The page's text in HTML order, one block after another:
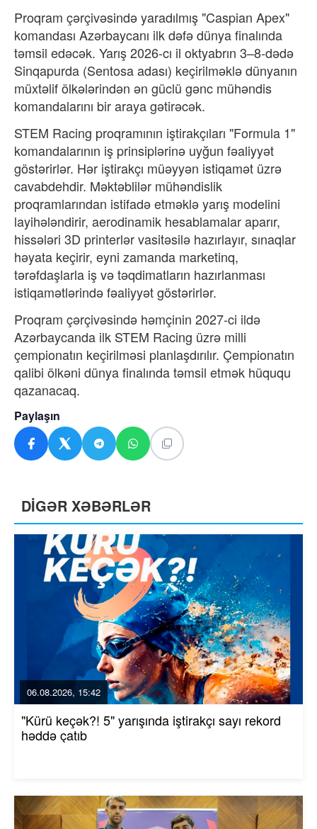
Proqram çərçivəsində yaradılmış "Caspian Apex"
komandası Azərbaycanı ilk dəfə dünya finalında
təmsil edəcək. Yarış 2026-cı il oktyabrın 3–8-dədə
Sinqapurda (Sentosa adası) keçirilməklə dünyanın
müxtəlif ölkələrindən ən güclü gənc mühəndis
komandalarını bir araya gətirəcək.
STEM Racing proqramının iştirakçıları "Formula 1"
komandalarının iş prinsiplərinə uyğun fəaliyyət
göstərirlər. Hər iştirakçı müəyyən istiqamət üzrə
cavabdehdir. Məktəblilər mühəndislik
proqramlarından istifadə etməklə yarış modelini
layihələndirir, aerodinamik hesablamalar aparır,
hissələri 3D printerlər vasitəsilə hazırlayır, sınaqlar
həyata keçirir, eyni zamanda marketinq,
tərəfdaşlarla iş və təqdimatların hazırlanması
istiqamətlərində fəaliyyət göstərirlər.
Proqram çərçivəsində həmçinin 2027-ci ildə
Azərbaycanda ilk STEM Racing üzrə milli
çempionatın keçirilməsi planlaşdırılır. Çempionatın
qalibi ölkəni dünya finalında təmsil etmək hüququ
qazanacaq.
Paylaşın
DİGƏR XƏBƏRLƏR
06.08.2026, 15:42
"Kürü keçək?! 5" yarışında iştirakçı sayı rekord
həddə çatıb